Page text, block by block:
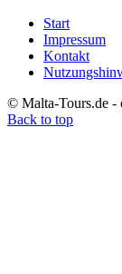
Start
Impressum
Kontakt
© Malta-Tours.de -
Back to top